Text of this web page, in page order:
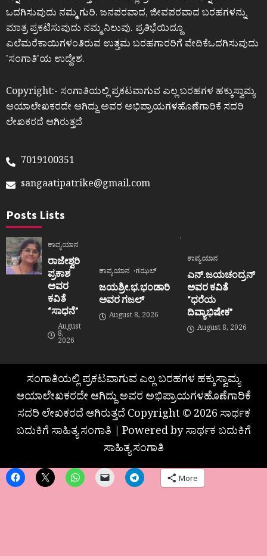
ಒದಗಿಸುವುದು ನಮ್ಮ ಗುರಿ. ಜನಪರವಾದ, ಜೀವಪರವಾದ ಬರಹಗಳನ್ನು
ಮಾತ್ರ ಪ್ರಕಟಿಸುವುದು ನಮ್ಮ ನಿಲುವು. ಪ್ರತಿಭೆಯಿದ್ದೂ
ಎಲೆಮರೆಕಾಯಿಗಳಂತಿರುವ ಉತ್ತಮ ಬರಹಗಾರರಿಗೆ ವೇದಿಕೆಒದಗಿಸುವುದು
ʼಸಂಗಾತಿʼಯ ಉದ್ದೇಶ.
Copyright:- ಸಂಗಾತಿಯಲ್ಲಿ ಪ್ರಕಟವಾಗುವ ಎಲ್ಲ ಬರಹಗಳ ಹಕ್ಕುಸ್ವಾಮ್ಯ
ಆಯಾಲೇಖಕರದೇ ಆಗಿದ್ದು ಅವರ ಅಭಿಪ್ರಾಯಗಳಹೊಣೆಗಾರಿಕೆ ಸದರಿ
ಲೇಖಕರದೆ ಆಗಿರುತ್ತದೆ
7019100351
sangaatipatrike@gmail.com
Posts Lists
ಕಾವ್ಯಯಾನ
ರಾಜೇಶ್ವರಿ
ಪ್ರಕಾಶ
ಅವರ
ಕವಿತೆ
“ಸಾಧನೆ”
August
8,
2026
ಕಾವ್ಯಯಾನ ಗಝಲ್
ಜಯಶ್ರೀ.ಭ.ಭಂಡಾರಿ
ಅವರ ಗಜಲ್
August 8, 2026
ಕಾವ್ಯಯಾನ
ಎನ್.ಜಯಚಂದ್ರನ್
ಅವರ ಕವಿತೆ
“ಧರೆಯ
ದಿವ್ಯಾಭಿಷೇಕ”
August 8, 2026
ಸಂಗಾತಿಯಲ್ಲಿ ಪ್ರಕಟವಾಗುವ ಎಲ್ಲ ಬರಹಗಳ ಹಕ್ಕುಸ್ವಾಮ್ಯ
ಆಯಾಲೇಖಕರದೇ ಆಗಿದ್ದು ಅವರ ಅಭಿಪ್ರಾಯಗಳಹೊಣೆಗಾರಿಕೆ
ಸದರಿ ಲೇಖಕರದೆ ಆಗಿರುತ್ತದೆ Copyright © 2026 ಸಾರ್ಥಕ
ಬದುಕಿಗೆ ಸಾಹಿತ್ಯ ಸಂಗಾತಿ | Powered by ಸಾರ್ಥಕ ಬದುಕಿಗೆ
ಸಾಹಿತ್ಯ ಸಂಗಾತಿ
More